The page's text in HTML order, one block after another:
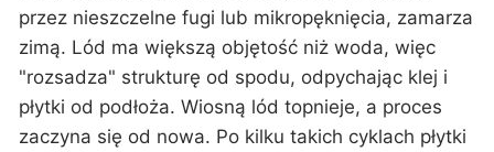
przez nieszczelne fugi lub mikropęknięcia, zamarza
zimą. Lód ma większą objętość niż woda, więc
"rozsadza" strukturę od spodu, odpychając klej i
płytki od podłoża. Wiosną lód topnieje, a proces
zaczyna się od nowa. Po kilku takich cyklach płytki